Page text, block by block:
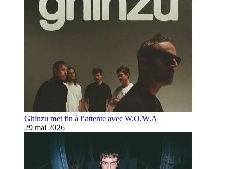
Ghinzu met fin à l’attente avec W.O.W.A
29 mai 2026